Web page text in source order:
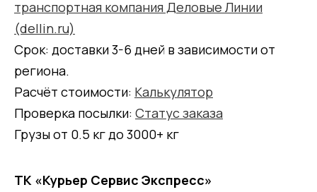
транспортная компания Деловые Линии
(dellin.ru)
Срок: доставки 3-6 дней в зависимости от
региона.
Расчёт стоимости: Калькулятор
Проверка посылки: Статус заказа
Грузы от 0.5 кг до 3000+ кг
ТК «Курьер Сервис Экспресс»